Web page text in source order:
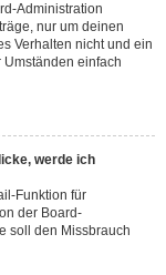
Administration
nur um deinen
Verhalten nicht und ein
einfach
werde ich
Funktion für
der Board-
soll den Missbrauch